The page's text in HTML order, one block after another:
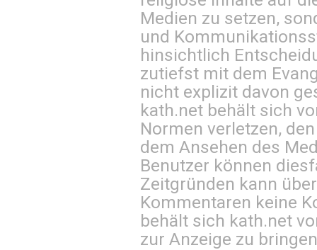
Medien zu setzen,
und
hinsichtlich
zutiefst mit dem
nicht explizit davon
kath.net behält sich
Normen verletzen,
dem Ansehen des
Benutzer können
Zeitgründen kann
Kommentaren keine
behält sich kath.net
zur Anzeige zu